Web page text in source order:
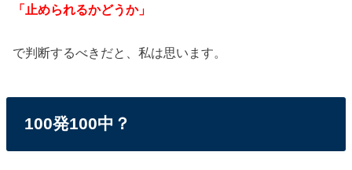
「止められるかどうか」
で判断するべきだと、私は思います。
100発100中？